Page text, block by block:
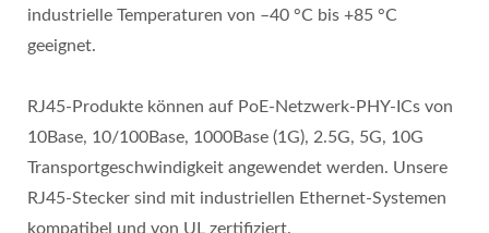
industrielle Temperaturen von –40 °C bis +85 °C
geeignet.
RJ45-Produkte können auf PoE-Netzwerk-PHY-ICs von
10Base, 10/100Base, 1000Base (1G), 2.5G, 5G, 10G
Transportgeschwindigkeit angewendet werden. Unsere
RJ45-Stecker sind mit industriellen Ethernet-Systemen
kompatibel und von UL zertifiziert.